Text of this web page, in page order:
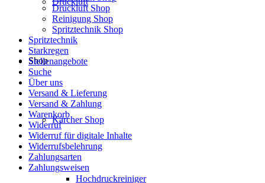
Shop
Kärcher Shop
Hochdruckreiniger
Druckluft Shop
Reinigung Shop
Spritztechnik Shop
Spritztechnik
Starkregen
Stellenangebote
Suche
Über uns
Versand & Lieferung
Versand & Zahlung
Warenkorb
Widerruf
Widerruf für digitale Inhalte
Widerrufsbelehrung
Zahlungsarten
Zahlungsweisen